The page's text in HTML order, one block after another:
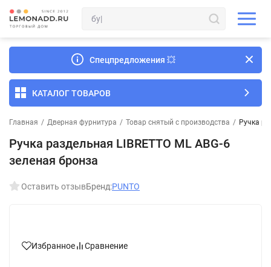
Спецпредложения 💥
КАТАЛОГ ТОВАРОВ
Главная / Дверная фурнитура / Товар снятый с производства / Ручка
Ручка раздельная LIBRETTO ML ABG-6
зеленая бронза
Оставить отзывБренд:PUNTO
Избранное Сравнение